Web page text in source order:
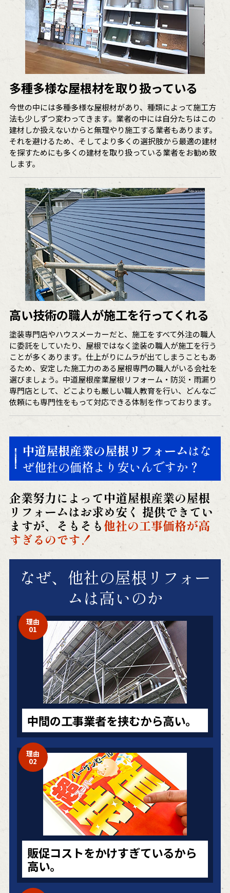
多種多様な屋根材を取り扱っている
今世の中には多種多様な屋根材があり、種類によって施工方
法も少しずつ変わってきます。業者の中には自分たちはこの
建材しか扱えないからと無理やり施工する業者もあります。
それを避けるため、そしてより多くの選択肢から最適の建材
を探すためにも多くの建材を取り扱っている業者をお勧め致
します。
高い技術の職人が施工を行ってくれる
塗装専門店やハウスメーカーだと、施工をすべて外注の職人
に委託をしていたり、屋根ではなく塗装の職人が施工を行う
ことが多くあります。仕上がりにムラが出てしまうこともあ
るため、安定した施工力のある屋根専門の職人がいる会社を
選びましょう。中道屋根産業屋根リフォーム・防災・雨漏り
専門店として、どこよりも厳しい職人教育を行い、どんなご
依頼にも専門性をもって対応できる体制を作っております。
中道屋根産業の屋根リフォームはな
ぜ他社の価格より安いんですか？
企業努力によって中道屋根産業の屋根
リフォームはお求め安く 提供できてい
ますが、そもそも他社の工事価格が高
すぎるのです！
なぜ、他社の屋根リフォー
ムは高いのか
理由
01
中間の工事業者を挟むから高い。
理由
02
販促コストをかけすぎているから
高い。